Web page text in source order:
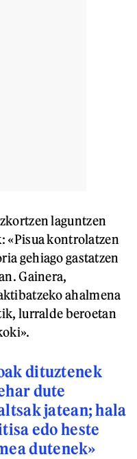
laguntzen
«Pisua kontrolatzen
gehiago gastatzen
Gainera,
ahalmena
lurralde beroetan
dituztenek
dute
jatean; hala
edo heste
dutenek»